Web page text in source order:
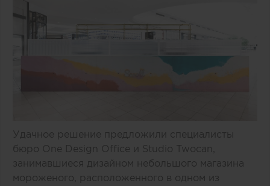
Удачное решение предложили специалисты
бюро One Design Office и Studio Twocan,
занимавшиеся дизайном небольшого магазина
мороженого, расположенного в одном из